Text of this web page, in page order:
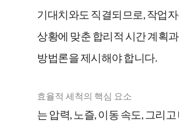
기대치와도 직결되므로, 작업
상황에 맞춘 합리적 시간 계획
방법론을 제시해야 합니다.
효율적 세척의 핵심 요소
는 압력, 노즐, 이동 속도, 그리